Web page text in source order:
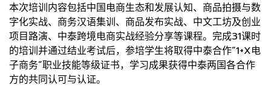
本次培训内容包括中国电商生态和发展认知、商品拍摄与数
字化实战、商务汉语集训、商品发布实战、中文工坊及创业
项目路演、中泰跨境电商实战经验分享等课程。完成31课时
的培训并通过结业考试后，参培学生将取得中泰合作“1+X电
子商务”职业技能等级证书，学习成果获得中泰两国各合作
方的共同认可与认证。